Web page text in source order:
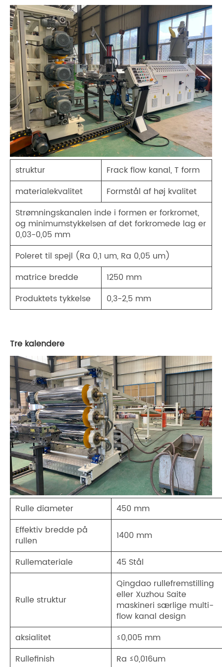
struktur
Frack flow kanal, T form
materialekvalitet
Formstål af høj kvalitet
Strømningskanalen inde i formen er forkromet,
og minimumstykkelsen af ​​det forkromede lag er
0,03-0,05 mm
Poleret til spejl (Ra 0,1 um, Ra 0,05 um)
matrice bredde
1250 mm
Produktets tykkelse
0,3-2,5 mm
Tre kalendere
Rulle diameter
450 mm
Effektiv bredde på
rullen
1400 mm
Rullemateriale 45 Stål
Rulle struktur
Qingdao rullefremstilling
eller Xuzhou Saite
maskineri særlige multi-
flow kanal design
aksialitet
≤0,005 mm
Rullefinish
Ra ≤0,016um